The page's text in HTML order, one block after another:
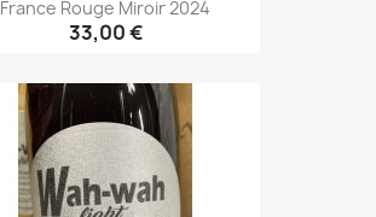
France Rouge Miroir 2024
33,00 €